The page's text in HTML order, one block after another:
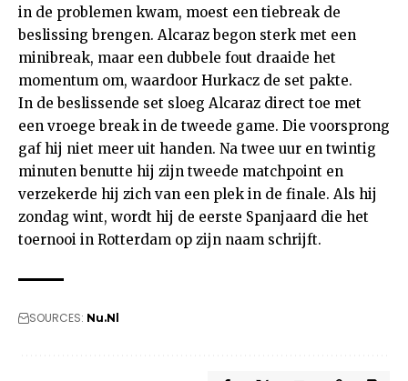
in de problemen kwam, moest een tiebreak de
beslissing brengen. Alcaraz begon sterk met een
minibreak, maar een dubbele fout draaide het
momentum om, waardoor Hurkacz de set pakte.
In de beslissende set sloeg Alcaraz direct toe met
een vroege break in de tweede game. Die voorsprong
gaf hij niet meer uit handen. Na twee uur en twintig
minuten benutte hij zijn tweede matchpoint en
verzekerde hij zich van een plek in de finale. Als hij
zondag wint, wordt hij de eerste Spanjaard die het
toernooi in Rotterdam op zijn naam schrijft.
SOURCES: Nu.Nl